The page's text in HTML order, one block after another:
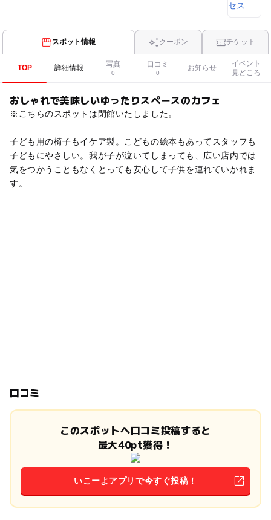
スポット情報 クーポン チケット
TOP 詳細情報 写真
0
口コミ
0
お知らせ
イベント
見どころ
おしゃれで美味しいゆったりスペースのカフェ
※こちらのスポットは閉館いたしました。
子ども用の椅子もイケア製。こどもの絵本もあってスタッフも
子どもにやさしい。我が子が泣いてしまっても、広い店内では
気をつかうこともなくとっても安心して子供を連れていかれま
す。
口コミ
このスポットへ口コミ投稿すると
最大40pt獲得！
いこーよアプリで今すぐ投稿！